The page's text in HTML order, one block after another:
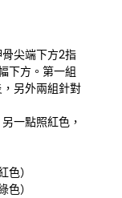
尖端下方2指
下方。第一組
另外兩組針對
一點照紅色，
）
）